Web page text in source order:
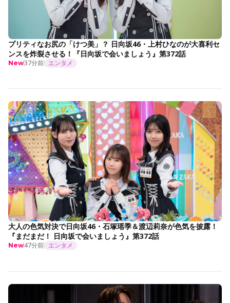
プリティなお尻の「けつ美」？ 日向坂46・上村ひなのが大喜利セ
ンスを炸裂させる！『日向坂で会いましょう』第372話
New37分前 エンタメ
大人の色気対決で日向坂46・石塚瑶季＆渡辺莉奈が色気を披露！
『まだまだ！ 日向坂で会いましょう』第372話
New47分前 エンタメ